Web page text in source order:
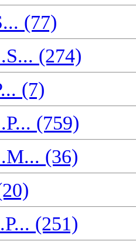
(77)
(274)
(7)
(759)
(36)
(251)